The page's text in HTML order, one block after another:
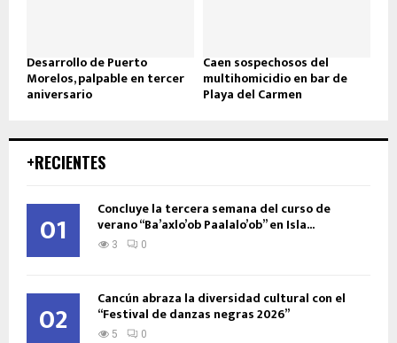
Desarrollo de Puerto
Morelos, palpable en tercer
aniversario
Caen sospechosos del
multihomicidio en bar de
Playa del Carmen
+RECIENTES
01 Concluye la tercera semana del curso de
verano “Ba’axlo’ob Paalalo’ob” en Isla...
3 0
02 Cancún abraza la diversidad cultural con el
“Festival de danzas negras 2026”
5 0